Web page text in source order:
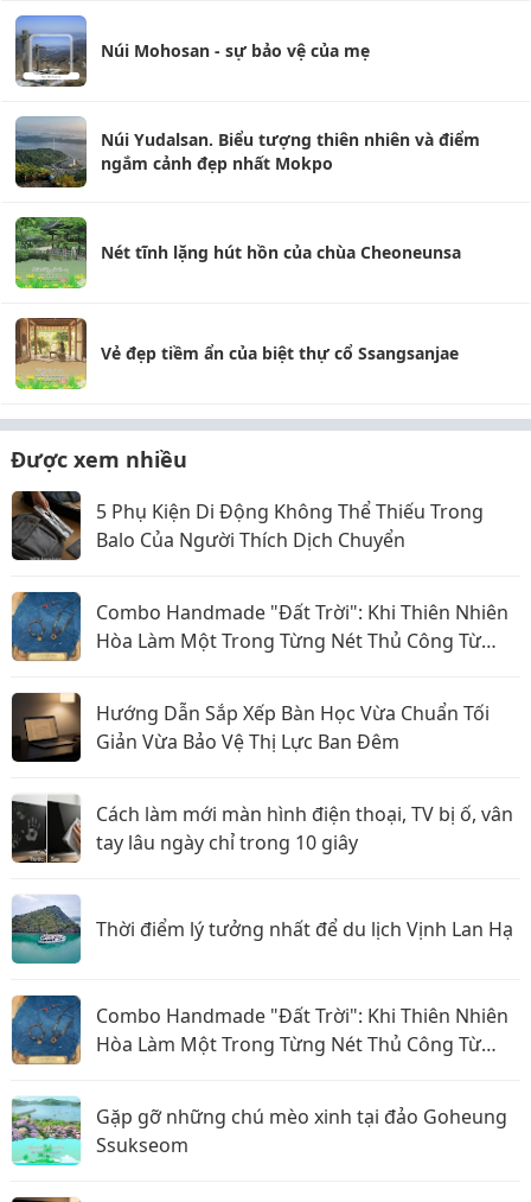
Núi Mohosan - sự bảo vệ của mẹ
Núi Yudalsan. Biểu tượng thiên nhiên và điểm
ngắm cảnh đẹp nhất Mokpo
Nét tĩnh lặng hút hồn của chùa Cheoneunsa
Vẻ đẹp tiềm ẩn của biệt thự cổ Ssangsanjae
Được xem nhiều
5 Phụ Kiện Di Động Không Thể Thiếu Trong
Balo Của Người Thích Dịch Chuyển
Combo Handmade "Đất Trời": Khi Thiên Nhiên
Hòa Làm Một Trong Từng Nét Thủ Công Từ
Hướng Dẫn Sắp Xếp Bàn Học Vừa Chuẩn Tối
Giản Vừa Bảo Vệ Thị Lực Ban Đêm
Cách làm mới màn hình điện thoại, TV bị ố, vân
tay lâu ngày chỉ trong 10 giây
Thời điểm lý tưởng nhất để du lịch Vịnh Lan Hạ
Combo Handmade "Đất Trời": Khi Thiên Nhiên
Hòa Làm Một Trong Từng Nét Thủ Công Từ
Gặp gỡ những chú mèo xinh tại đảo Goheung
Ssukseom